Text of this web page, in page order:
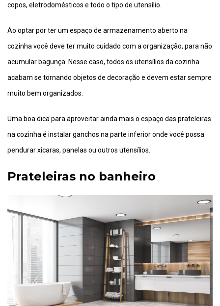
copos, eletrodomésticos e todo o tipo de utensílio.
Ao optar por ter um espaço de armazenamento aberto na
cozinha você deve ter muito cuidado com a organização, para não
acumular bagunça. Nesse caso, todos os utensílios da cozinha
acabam se tornando objetos de decoração e devem estar sempre
muito bem organizados.
Uma boa dica para aproveitar ainda mais o espaço das prateleiras
na cozinha é instalar ganchos na parte inferior onde você possa
pendurar xicaras, panelas ou outros utensílios.
Prateleiras no banheiro